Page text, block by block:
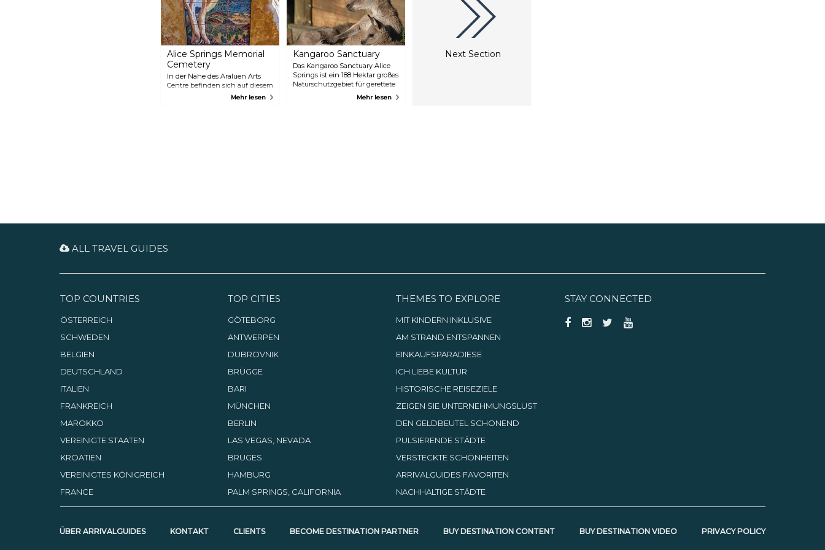
Alice Springs Memorial
Cemetery
In der Nähe des Araluen Arts
Centre befinden sich auf diesem
Gedenkfriedhof die Grabsteine
Mehr lesen
Kangaroo Sanctuary
Das Kangaroo Sanctuary Alice
Springs ist ein 188 Hektar großes
Naturschutzgebiet für gerettete
verwaiste Babykängurus und
Mehr lesen
Next Section
ALL TRAVEL GUIDES
TOP COUNTRIES
ÖSTERREICH
SCHWEDEN
BELGIEN
DEUTSCHLAND
ITALIEN
FRANKREICH
MAROKKO
VEREINIGTE STAATEN
KROATIEN
VEREINIGTES KÖNIGREICH
FRANCE
TOP CITIES
GÖTEBORG
ANTWERPEN
DUBROVNIK
BRÜGGE
BARI
MÜNCHEN
BERLIN
LAS VEGAS, NEVADA
BRUGES
HAMBURG
PALM SPRINGS, CALIFORNIA
THEMES TO EXPLORE
MIT KINDERN INKLUSIVE
AM STRAND ENTSPANNEN
EINKAUFSPARADIESE
ICH LIEBE KULTUR
HISTORISCHE REISEZIELE
ZEIGEN SIE UNTERNEHMUNGSLUST
DEN GELDBEUTEL SCHONEND
PULSIERENDE STÄDTE
VERSTECKTE SCHÖNHEITEN
ARRIVALGUIDES FAVORITEN
NACHHALTIGE STÄDTE
STAY CONNECTED
ÜBER ARRIVALGUIDES KONTAKT CLIENTS BECOME DESTINATION PARTNER BUY DESTINATION CONTENT BUY DESTINATION VIDEO PRIVACY POLICY